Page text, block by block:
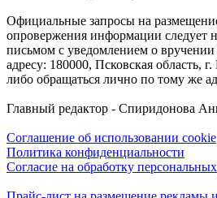
Официальные запросы на
опровержения информации следует
письмом с уведомлением о
адресу: 180000, Псковская область,
либо обращаться лично по тому же
Главный редактор - Спиридонова
Соглашение об использовании cookie
Политика конфиденциальности
Согласие на обработку